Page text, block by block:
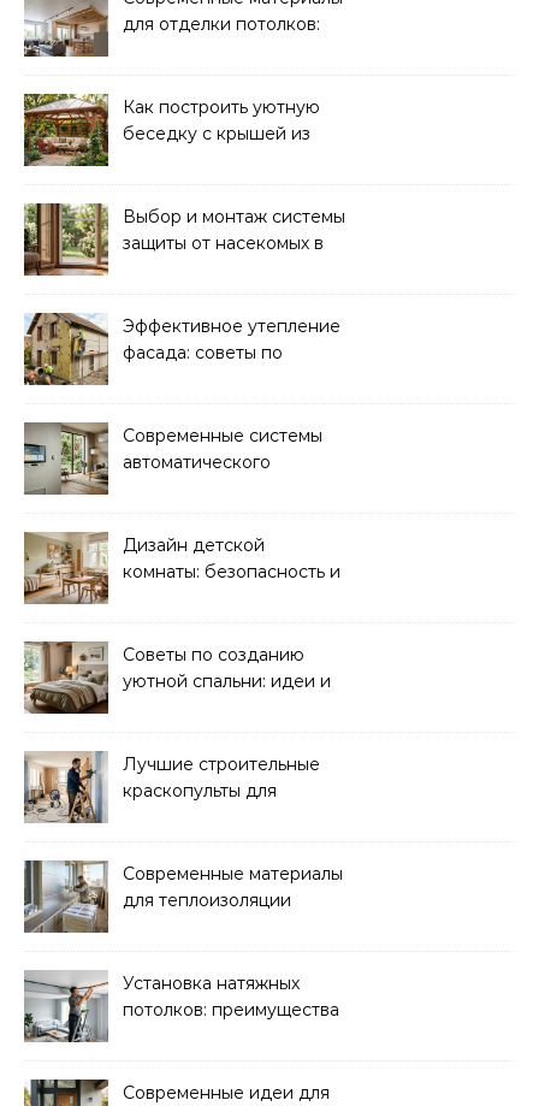
для отделки потолков:
Как построить уютную
беседку с крышей из
Выбор и монтаж системы
защиты от насекомых в
Эффективное утепление
фасада: советы по
Современные системы
автоматического
Дизайн детской
комнаты: безопасность и
Советы по созданию
уютной спальни: идеи и
Лучшие строительные
краскопульты для
окрашивания
Современные материалы
для теплоизоляции
Установка натяжных
потолков: преимущества
Современные идеи для